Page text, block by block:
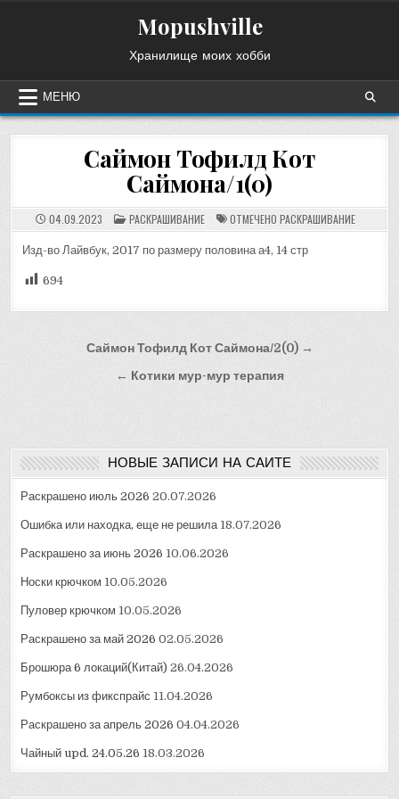
Mopushville
Хранилище моих хобби
МЕНЮ
Саймон Тофилд Кот
Саймона/1(0)
04.09.2023 ОПУБЛИКОВАНО
В
РАСКРАШИВАНИЕ ОТМЕЧЕНО РАСКРАШИВАНИЕ
Изд-во Лайвбук, 2017 по размеру половина а4, 14 стр
694
НавигацияСаймон Тофилд Кот Саймона/2(0) →
← Котики мур-мур терапия
НОВЫЕ ЗАПИСИ НА САЙТЕ
Раскрашено июль 2026 20.07.2026
Ошибка или находка, еще не решила 18.07.2026
Раскрашено за июнь 2026 10.06.2026
Носки крючком 10.05.2026
Пуловер крючком 10.05.2026
Раскрашено за май 2026 02.05.2026
Брошюра 6 локаций(Китай) 26.04.2026
Румбоксы из фикспрайс 11.04.2026
Раскрашено за апрель 2026 04.04.2026
Чайный upd. 24.05.26 18.03.2026